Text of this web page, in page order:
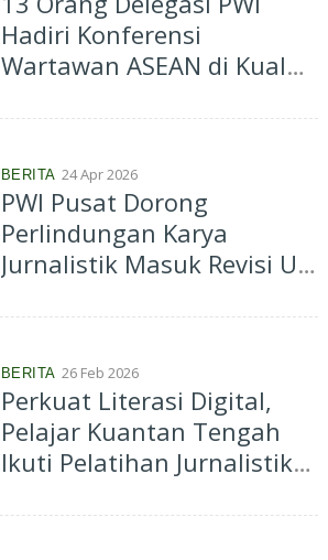
Hadiri Konferensi
Wartawan ASEAN di Kuala
BERITA 24 Apr 2026
PWI Pusat Dorong
Perlindungan Karya
Jurnalistik Masuk Revisi UU
BERITA 26 Feb 2026
Perkuat Literasi Digital,
Pelajar Kuantan Tengah
Ikuti Pelatihan Jurnalistik